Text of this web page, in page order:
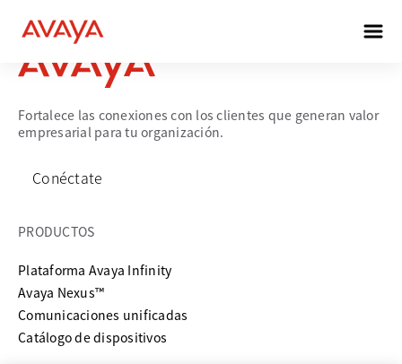
Fortalece las conexiones con los clientes que generan valor
empresarial para tu organización.
Conéctate
PRODUCTOS
Plataforma Avaya Infinity
Avaya Nexus™
Comunicaciones unificadas
Catálogo de dispositivos